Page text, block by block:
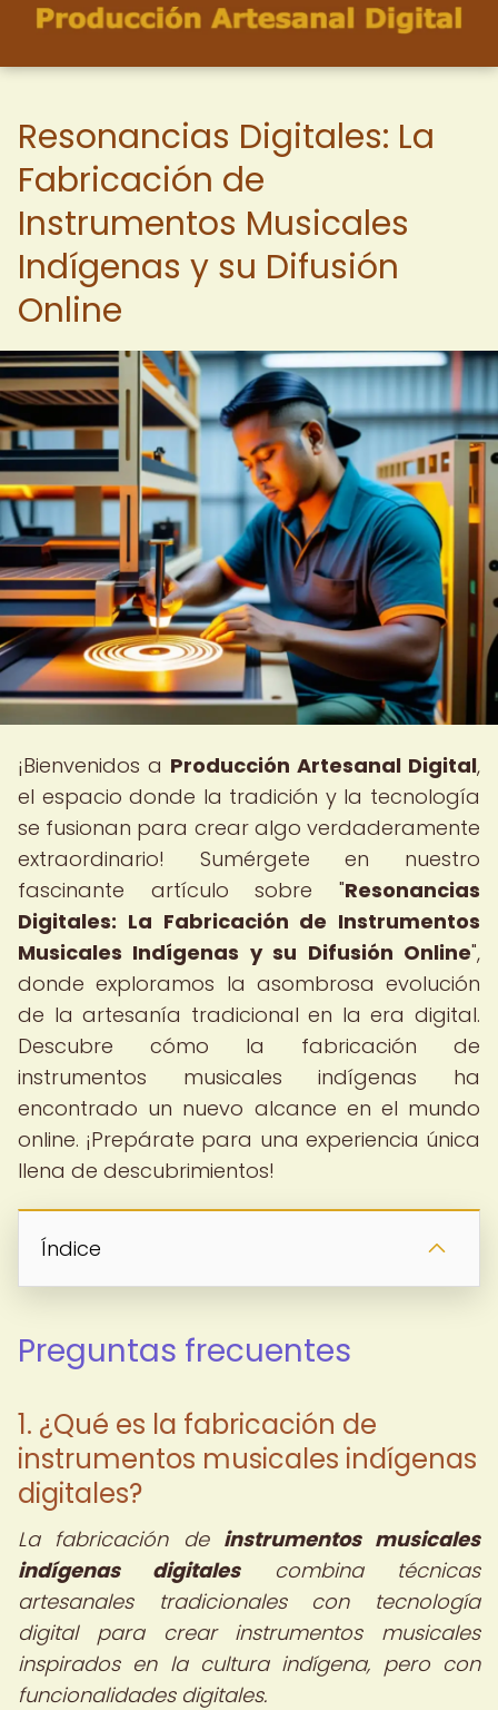
Resonancias Digitales: La
Fabricación de
Instrumentos Musicales
Indígenas y su Difusión
Online
¡Bienvenidos a Producción Artesanal Digital,
el espacio donde la tradición y la tecnología
se fusionan para crear algo verdaderamente
extraordinario! Sumérgete en nuestro
fascinante artículo sobre "Resonancias
Digitales: La Fabricación de Instrumentos
Musicales Indígenas y su Difusión Online",
donde exploramos la asombrosa evolución
de la artesanía tradicional en la era digital.
Descubre cómo la fabricación de
instrumentos musicales indígenas ha
encontrado un nuevo alcance en el mundo
online. ¡Prepárate para una experiencia única
llena de descubrimientos!
Índice
Preguntas frecuentes
1. ¿Qué es la fabricación de
instrumentos musicales indígenas
digitales?
La fabricación de instrumentos musicales
indígenas digitalescombina técnicas
artesanales tradicionales con tecnología
digital para crear instrumentos musicales
inspirados en la cultura indígena, pero con
funcionalidades digitales.